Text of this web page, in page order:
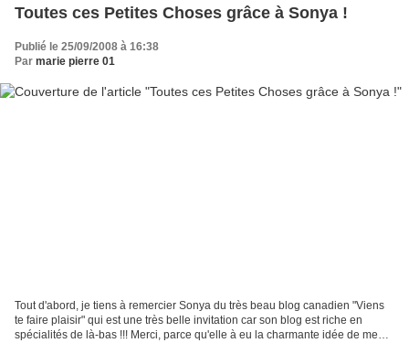
Toutes ces Petites Choses grâce à Sonya !
Publié le 25/09/2008 à 16:38
Par marie pierre 01
Tout d'abord, je tiens à remercier Sonya du très beau blog canadien "Viens
te faire plaisir" qui est une très belle invitation car son blog est riche en
spécialités de là-bas !!! Merci, parce qu'elle à eu la charmante idée de me